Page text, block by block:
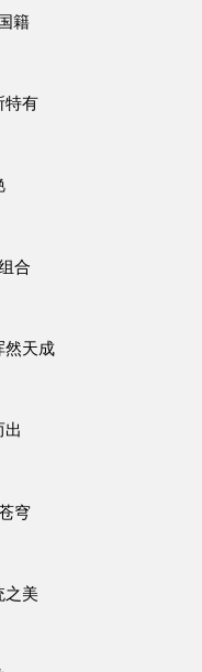
籍
特有
合
然天成
出
穹
之美